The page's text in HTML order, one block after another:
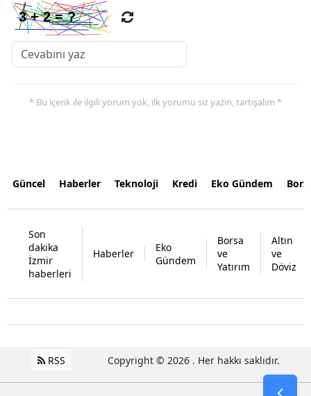
* Bu içerik ile ilgili yorum yok, ilk yorumu siz yazın, tartışalım *
Güncel Haberler Teknoloji Kredi Eko Gündem
Son
dakika
İzmir
haberleri
Haberler
Eko
Gündem
Borsa
ve
Yatırım
Altın
ve
Döviz
RSS Copyright © 2026 . Her hakkı saklıdır.